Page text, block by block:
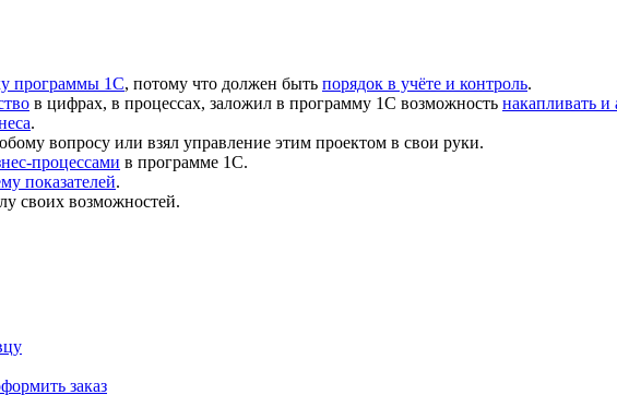
программы 1С, потому что должен быть порядок в учёте и контроль.
в цифрах, в процессах, заложил в программу 1С возможность накапливать
.
вопросу или взял управление этим проектом в свои руки.
процессами в программе 1С.
показателей.
своих возможностей.
заказ